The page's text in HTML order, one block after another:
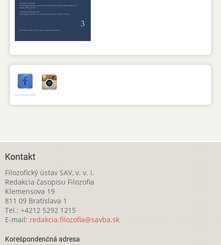
Kontakt
Filozofický ústav SAV, v. v. i.
Redakcia časopisu Filozofia
Klemensova 19
811 09 Bratislava 1
Tel.: +4212 5292 1215
E-mail: redakcia.filozofia@savba.sk
Korešpondenčná adresa